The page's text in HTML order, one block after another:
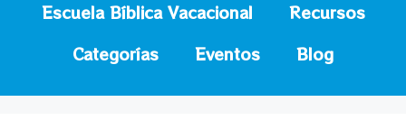
Escuela Bíblica Vacacional
Recursos
Categorías
Eventos Blog